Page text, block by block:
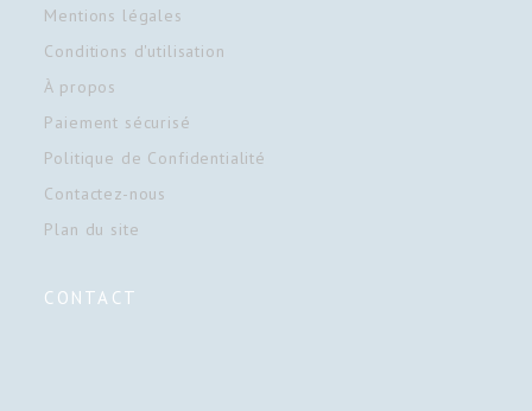
Mentions légales
Conditions d'utilisation
À propos
Paiement sécurisé
Politique de Confidentialité
Contactez-nous
Plan du site
CONTACT